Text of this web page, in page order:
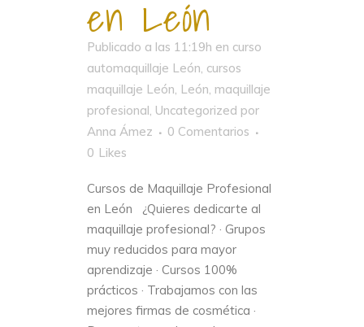
en León
Publicado a las 11:19h en curso
automaquillaje León, cursos
maquillaje León, León, maquillaje
profesional, Uncategorized por
Anna Ámez
0 Comentarios
0 Likes
Cursos de Maquillaje Profesional
en León ¿Quieres dedicarte al
maquillaje profesional? · Grupos
muy reducidos para mayor
aprendizaje · Cursos 100%
prácticos · Trabajamos con las
mejores firmas de cosmética ·